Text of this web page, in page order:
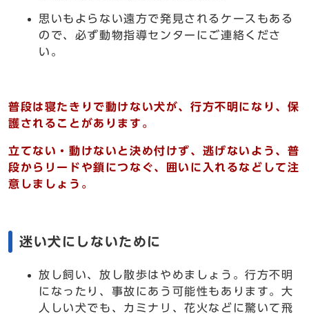
思いもよらない遠方で発見されるケースもある
ので、必ず動物指導センターにご連絡くださ
い。
普段は寝たきりで動けない犬が、行方不明になり、保
護されることがあります。
立てない・動けないと決め付けず、逃げないよう、普
段からリードや鎖につなぐ、囲いに入れるなどして注
意しましょう。
迷い犬にしないために
放し飼い、放し散歩はやめましょう。行方不明
になったり、事故にあう可能性もあります。大
人しい犬でも、カミナリ、花火などに驚いて飛